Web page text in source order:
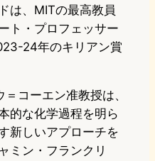
は、MITの最高教員
ト・プロフェッサー
24年のキリアン賞
コーエン准教授は、
的な化学過程を明ら
新しいアプローチを
ミン・フランクリ